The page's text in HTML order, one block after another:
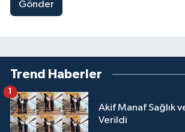
Gönder
Trend Haberler
Akif Manaf Sağlık
Verildi